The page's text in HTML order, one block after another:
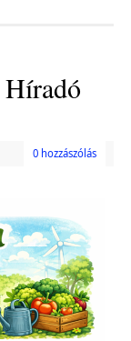
0 hozzászólás